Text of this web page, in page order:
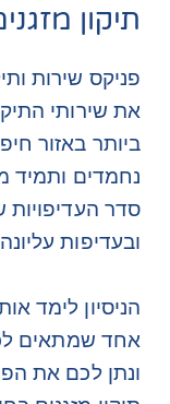
תיקון
פניקס שירות
את שירותי
ביותר באזור
נחמדים ותמיד
סדר העדיפויות
ובעדיפות
הניסיון לימד
אחד שמתאים
ונתן לכם את